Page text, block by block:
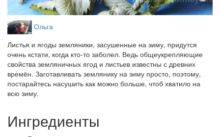
Ольга
Листья и ягоды земляники, засушенные на зиму, придутся
очень кстати, когда кто-то заболел. Ведь общеукрепляющие
свойства земляничных ягод и листьев известны с древних
времён. Заготавливать землянику на зиму просто, поэтому,
постарайтесь насушить как можно больше, чтоб хватило на
всю зиму.
Ингредиенты